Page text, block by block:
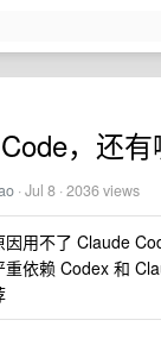
，还
·Jul 8 · 2036 views
用不了 Claude
依赖 Codex 和